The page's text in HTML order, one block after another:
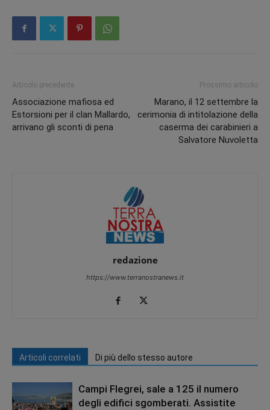
Articolo precedente
Associazione mafiosa ed
Estorsioni per il clan Mallardo,
arrivano gli sconti di pena
Prossimo articolo
Marano, il 12 settembre la
cerimonia di intitolazione della
caserma dei carabinieri a
Salvatore Nuvoletta
redazione
https://www.terranostranews.it
Articoli correlati Di più dello stesso autore
Campi Flegrei, sale a 125 il numero
degli edifici sgomberati. Assistite